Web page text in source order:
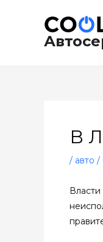
содержимому
В
/ авто /
по
записям